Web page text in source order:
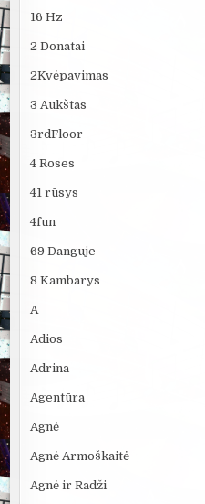
16 Hz
2 Donatai
2Kvėpavimas
3 Aukštas
3rdFloor
4 Roses
41 rūsys
4fun
69 Danguje
8 Kambarys
A
Adios
Adrina
Agentūra
Agnė
Agnė Armoškaitė
Agnė ir Radži